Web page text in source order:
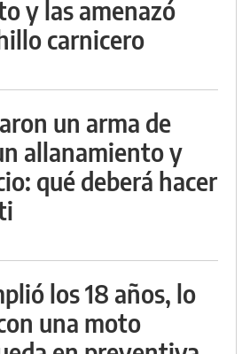
y las amenazó
carnicero
un arma de
allanamiento y
qué deberá hacer
los 18 años, lo
una moto